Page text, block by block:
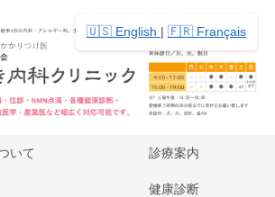
🇺🇸 English | 🇫🇷 Français
いて 診療案内
健康診断